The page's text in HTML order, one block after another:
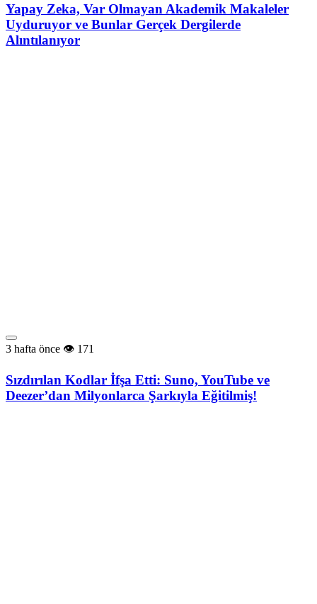
Yapay Zeka, Var Olmayan Akademik Makaleler
Uyduruyor ve Bunlar Gerçek Dergilerde
Alıntılanıyor
3 hafta önce 171
Sızdırılan Kodlar İfşa Etti: Suno, YouTube ve
Deezer’dan Milyonlarca Şarkıyla Eğitilmiş!